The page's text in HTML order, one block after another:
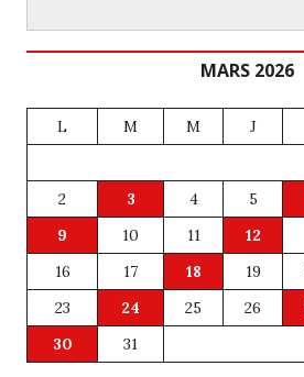
MARS 2026
L M M J
2
3 4 5
9
10 11 12
16
17 18 19
23
24 25 26
30
31